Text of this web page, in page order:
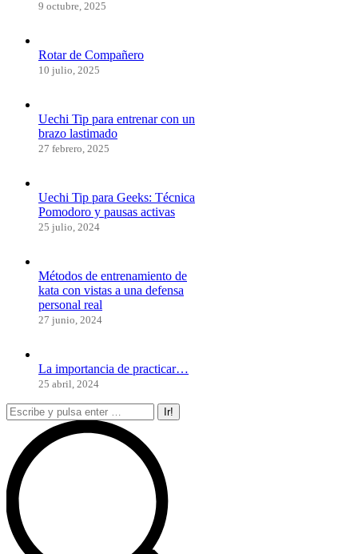
9 octubre, 2025
Rotar de Compañero
10 julio, 2025
Uechi Tip para entrenar con un
brazo lastimado
27 febrero, 2025
Uechi Tip para Geeks: Técnica
Pomodoro y pausas activas
25 julio, 2024
Métodos de entrenamiento de
kata con vistas a una defensa
personal real
27 junio, 2024
La importancia de practicar…
25 abril, 2024
Buscar: